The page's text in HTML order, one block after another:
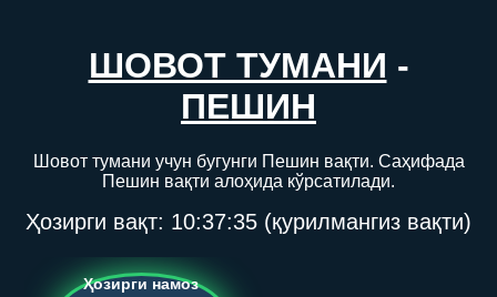
ШОВОТ ТУМАНИ -
ПЕШИН
Шовот тумани учун бугунги Пешин вақти. Саҳифада
Пешин вақти алоҳида кўрсатилади.
Ҳозирги вақт: 10:37:35 (қурилмангиз вақти)
Ҳозирги намоз